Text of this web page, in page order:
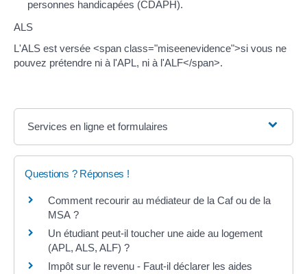
personnes handicapées (CDAPH).
ALS
L'ALS est versée <span class="miseenevidence">si vous ne
pouvez prétendre ni à l'APL, ni à l'ALF</span>.
Services en ligne et formulaires
Questions ? Réponses !
Comment recourir au médiateur de la Caf ou de la
MSA ?
Un étudiant peut-il toucher une aide au logement
(APL, ALS, ALF) ?
Impôt sur le revenu - Faut-il déclarer les aides